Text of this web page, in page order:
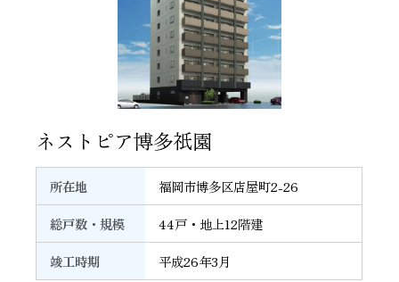
ネストピア博多祇園 17
所在地
福岡市博多区店屋町2-26
総戸数・規模
44戸・地上12階建
竣工時期
平成26年3月